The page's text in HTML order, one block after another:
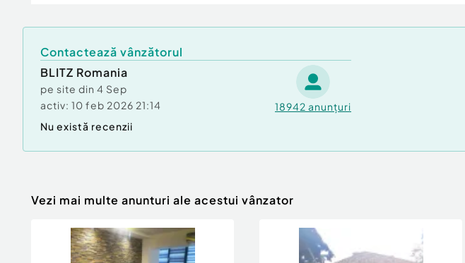
Număr Băi:2
Curent
Apă
Canalizare
Gaz
Contactează vânzătorul
BLITZ Romania
pe site din 4 Sep
activ: 10 feb 2026 21:14 18942 anunțuri
Nu există recenzii
Vezi mai multe anunturi ale acestui vânzator